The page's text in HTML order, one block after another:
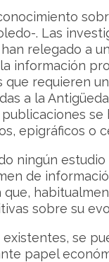
. Las
han relegado a
información
requieren
a la
epigráficos o
ningún
de
sobre su
se
papel